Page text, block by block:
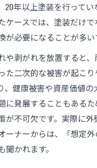
装30年してない場合の
装の劣化サイン別おすす
10年は早い？意味を知っ
装10年は早いと言われ
装の意味ない説を鵜呑
で外壁塗装が必要か見極
ト
20年以上塗装を行って
ケースでは、塗装だけ
が必要になることが多い
や剥がれを放置すると
た二次的な被害が起こ
、健康被害や資産価値の
に発展することもある
が不可欠です。実際に外
ーナーからは、「想定
聞かれます。